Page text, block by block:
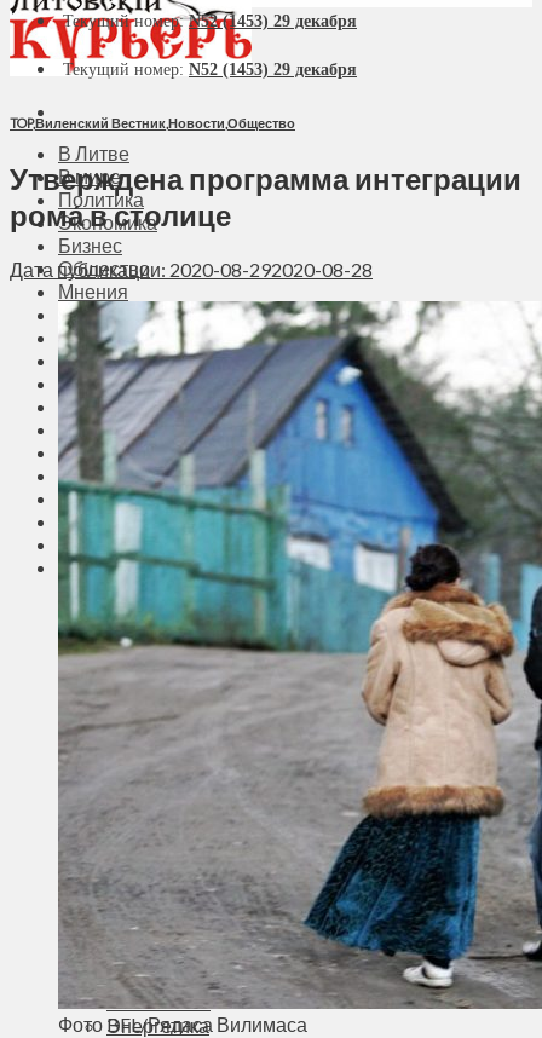
В Литве
В мире
Политика
Экономика
Бизнес
Общество
Мнения
Вильнюс
Клайпеда
Висагинас
Регионы
Соседи
Транспорт
Выбор читателей
Калейдоскоп
Армия
Сейм Литвы
Культура
Больше
Фоторепортаж
Туризм
ЛК рекомендует
Сеньорам
Образование
Здравоохранение
Экология
Происшествия
Приграничье
Деньги
Визиты
Выборы
Агроновости
Едим дома
Ищу семью
Духовное пространство
Спорт
Технологии
Энергетика
Текущий номер:N52 (1453) 29 декабря
Текущий номер: N52 (1453) 29 декабря
TOP,Виленский Вестник,Новости,Общество
Утверждена программа интеграции
рома́ в столице
Дата публикации: 2020-08-292020-08-28
Фото BFL/Рядаса Вилимаса